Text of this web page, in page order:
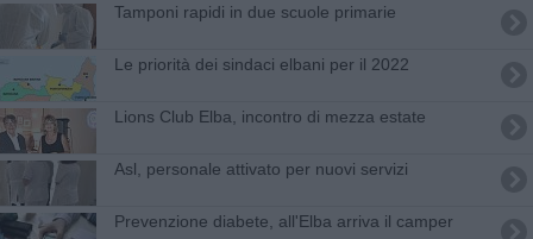
Tamponi rapidi in due scuole primarie
Le priorità dei sindaci elbani per il 2022
Lions Club Elba, incontro di mezza estate
Asl, personale attivato per nuovi servizi
Prevenzione diabete, all'Elba arriva il camper